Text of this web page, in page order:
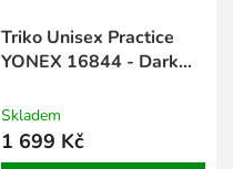
Triko Unisex Practice
YONEX 16844 - Dark
Skladem
1 699 Kč